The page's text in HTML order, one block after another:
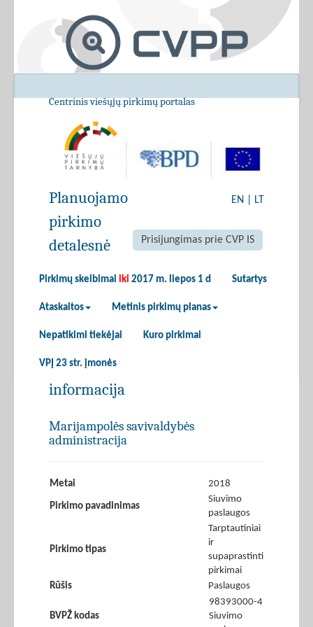
Centrinis viešųjų pirkimų portalas
EN LT
Prisijungimas prie CVP IS
Pirkimų skelbimai iki 2017 m. liepos 1 d Sutartys
Ataskaitos Metinis pirkimų planas
Nepatikimi tiekėjai Kuro pirkimai
VPĮ 23 str. įmonės
Planuojamo
pirkimo
detalesnė
informacija
Marijampolės savivaldybės
administracija
Metai 2018
Pirkimo pavadinimas
Siuvimo
paslaugos
Pirkimo tipas
Tarptautiniai
ir
supaprastinti
pirkimai
Rūšis
Paslaugos
BVPŽ kodas
98393000-4
Siuvimo